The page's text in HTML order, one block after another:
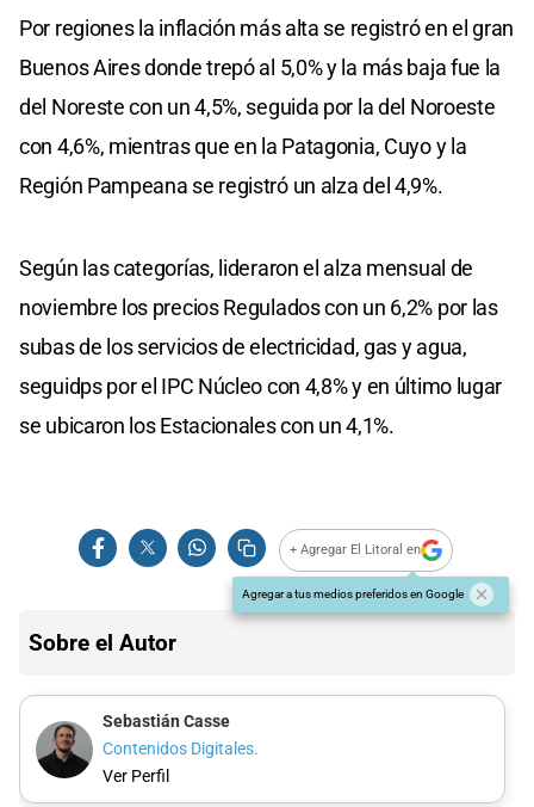
Por regiones la inflación más alta se registró en el gran
Buenos Aires donde trepó al 5,0% y la más baja fue la
del Noreste con un 4,5%, seguida por la del Noroeste
con 4,6%, mientras que en la Patagonia, Cuyo y la
Región Pampeana se registró un alza del 4,9%.
Según las categorías, lideraron el alza mensual de
noviembre los precios Regulados con un 6,2% por las
subas de los servicios de electricidad, gas y agua,
seguidps por el IPC Núcleo con 4,8% y en último lugar
se ubicaron los Estacionales con un 4,1%.
+ Agregar El Litoral en
Agregar a tus medios preferidos en Google
Sobre el Autor
Sebastián Casse
Contenidos Digitales.
Ver Perfil